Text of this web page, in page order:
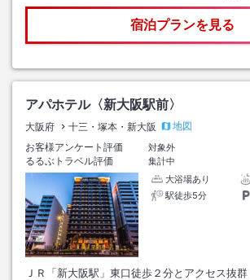
宿泊プランを見る
アパホテル〈新大阪駅前〉
大阪府 十三・塚本・新大阪
地図
お客様アンケート評価
対象外
るるぶトラベル評価
集計中
大浴場あり
駅徒歩5分
ＪＲ「新大阪駅」東口徒歩２分とアクセス抜